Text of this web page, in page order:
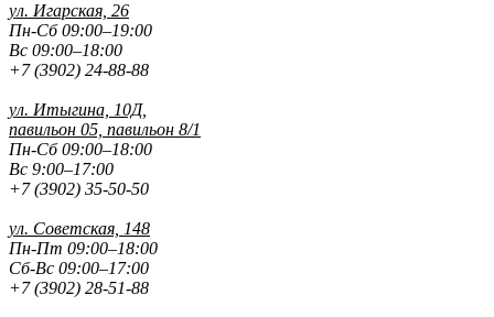
ул. Игарская, 26
Пн-Сб 09:00–19:00
Вс 09:00–18:00
+7 (3902) 24-88-88
ул. Итыгина, 10Д,
павильон 05, павильон 8/1
Пн-Сб 09:00–18:00
Вс 9:00–17:00
+7 (3902) 35-50-50
ул. Советская, 148
Пн-Пт 09:00–18:00
Сб-Вс 09:00–17:00
+7 (3902) 28-51-88